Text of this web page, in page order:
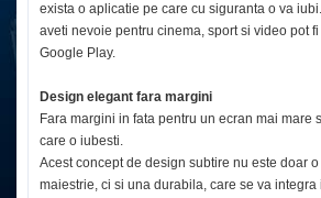
exista o aplicatie pe care cu siguranta o va
aveti nevoie pentru cinema, sport si video pot fi
Google Play.
Design elegant fara margini
Fara margini in fata pentru un ecran mai mare
care o iubesti.
Acest concept de design subtire nu este doar
maiestrie, ci si una durabila, care se va